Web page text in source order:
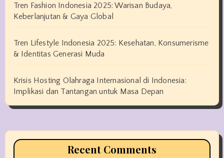
Tren Fashion Indonesia 2025: Warisan Budaya,
Keberlanjutan & Gaya Global
Tren Lifestyle Indonesia 2025: Kesehatan, Konsumerisme
& Identitas Generasi Muda
Krisis Hosting Olahraga Internasional di Indonesia:
Implikasi dan Tantangan untuk Masa Depan
Recent Comments